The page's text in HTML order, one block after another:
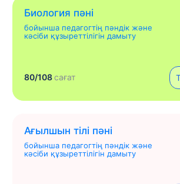
Биология пәні
бойынша педагогтің пәндік және
кәсіби құзыреттілігін дамыту
80/108сағат
Ағылшын тілі пәні
бойынша педагогтің пәндік және
кәсіби құзыреттілігін дамыту